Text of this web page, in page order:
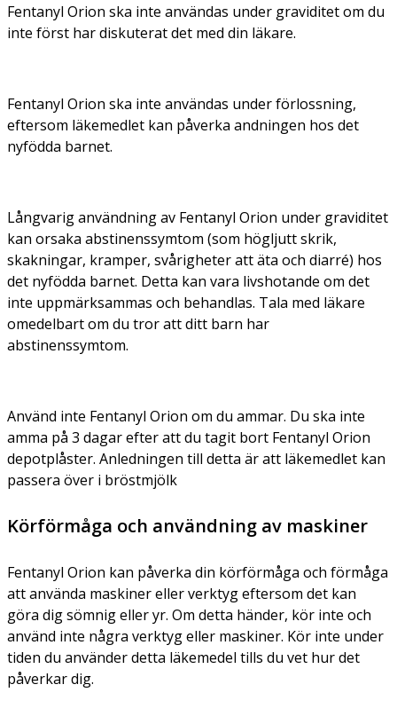
Fentanyl Orion ska inte användas under graviditet om du
inte först har diskuterat det med din läkare.
Fentanyl Orion ska inte användas under förlossning,
eftersom läkemedlet kan påverka andningen hos det
nyfödda barnet.
Långvarig användning av Fentanyl Orion under graviditet
kan orsaka abstinenssymtom (som högljutt skrik,
skakningar, kramper, svårigheter att äta och diarré) hos
det nyfödda barnet. Detta kan vara livshotande om det
inte uppmärksammas och behandlas. Tala med läkare
omedelbart om du tror att ditt barn har
abstinenssymtom.
Använd inte Fentanyl Orion om du ammar. Du ska inte
amma på 3 dagar efter att du tagit bort Fentanyl Orion
depotplåster. Anledningen till detta är att läkemedlet kan
passera över i bröstmjölk
Körförmåga och användning av maskiner
Fentanyl Orion kan påverka din körförmåga och förmåga
att använda maskiner eller verktyg eftersom det kan
göra dig sömnig eller yr. Om detta händer, kör inte och
använd inte några verktyg eller maskiner. Kör inte under
tiden du använder detta läkemedel tills du vet hur det
påverkar dig.